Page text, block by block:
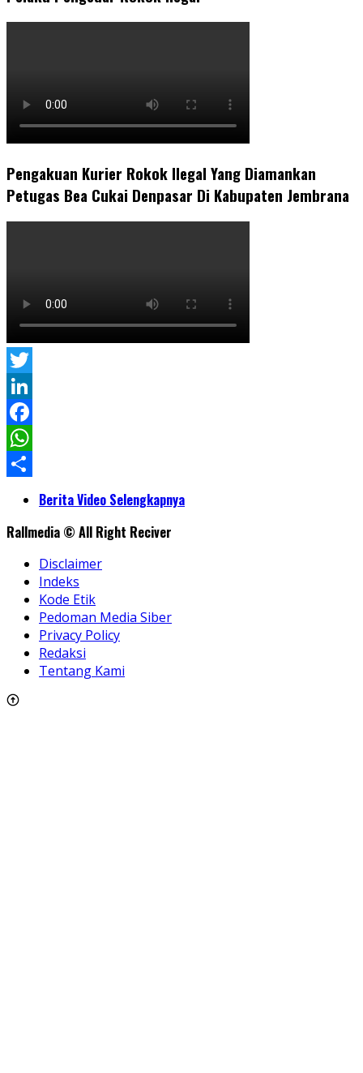
Pengakuan Kurier Rokok Ilegal Yang Diamankan
Petugas Bea Cukai Denpasar Di Kabupaten Jembrana
Twitter
LinkedIn
Facebook
WhatsApp
ShareBerita Video Selengkapnya
Rallmedia © All Right Reciver
Disclaimer
Indeks
Kode Etik
Pedoman Media Siber
Privacy Policy
Redaksi
Tentang Kami